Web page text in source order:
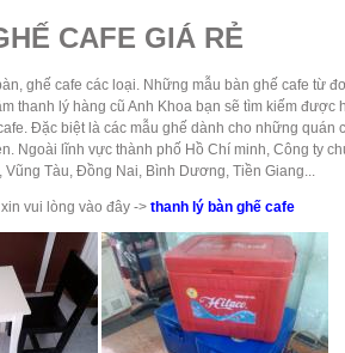
CAFE GIÁ RẺ
ghế cafe các loại. Những mẫu bàn ghế cafe từ
thanh lý hàng cũ Anh Khoa bạn sẽ tìm kiếm được
Đặc biệt là các mẫu ghế dành cho những quán
Ngoài lĩnh vực thành phố Hồ Chí minh, Công ty
Vũng Tàu, Đồng Nai, Bình Dương, Tiền Giang...
vui lòng vào đây -> thanh lý bàn ghế cafe